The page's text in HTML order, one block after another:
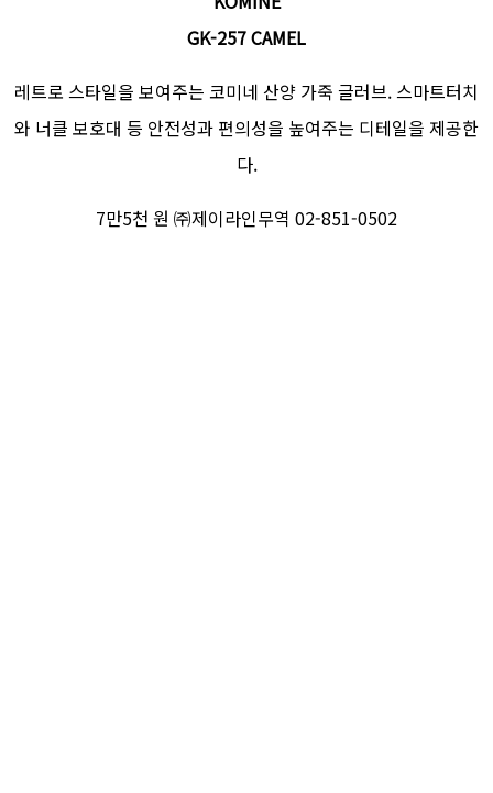
GK-257 CAMEL
레트로 스타일을 보여주는 코미네 산양 가죽 글러브. 스마트터치
와 너클 보호대 등 안전성과 편의성을 높여주는 디테일을 제공한
다.
7만5천 원 ㈜제이라인무역 02-851-0502